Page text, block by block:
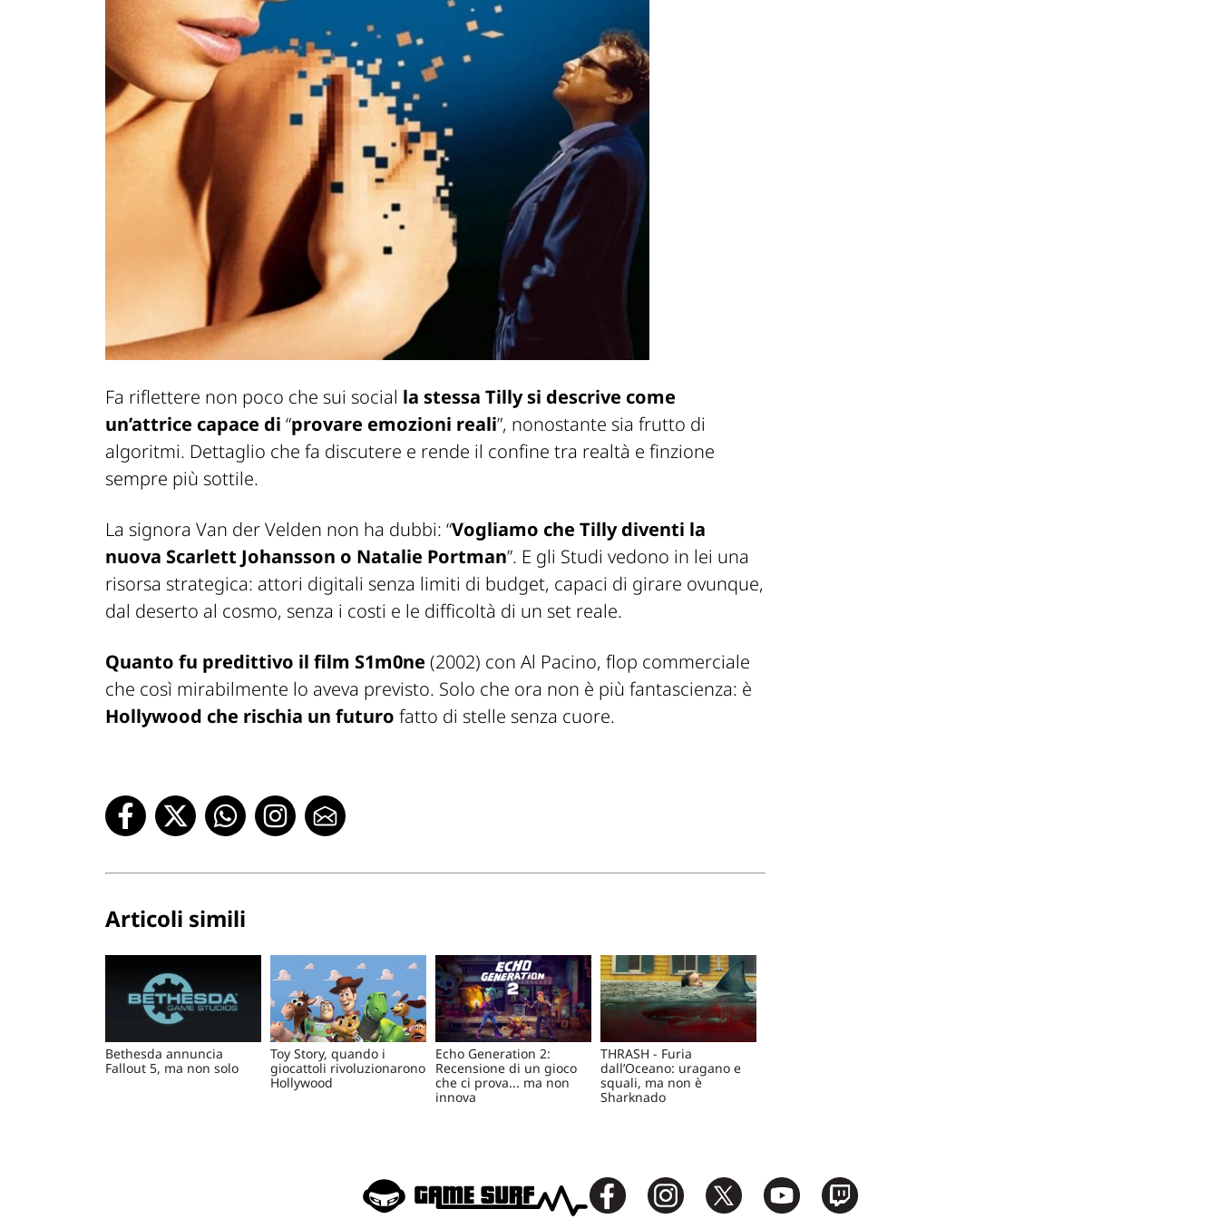
Fa riflettere non poco che sui social la stessa Tilly si descrive come
un’attrice capace di “provare emozioni reali”, nonostante sia frutto di
algoritmi. Dettaglio che fa discutere e rende il confine tra realtà e finzione
sempre più sottile.
La signora Van der Velden non ha dubbi: “Vogliamo che Tilly diventi la
nuova Scarlett Johansson o Natalie Portman”. E gli Studi vedono in lei una
risorsa strategica: attori digitali senza limiti di budget, capaci di girare ovunque,
dal deserto al cosmo, senza i costi e le difficoltà di un set reale.
Quanto fu predittivo il film S1m0ne (2002) con Al Pacino, flop commerciale
che così mirabilmente lo aveva previsto. Solo che ora non è più fantascienza: è
Hollywood che rischia un futuro fatto di stelle senza cuore.
Articoli simili
Bethesda annuncia
Fallout 5, ma non solo
Toy Story, quando i
giocattoli rivoluzionarono
Hollywood
Echo Generation 2:
Recensione di un gioco
che ci prova... ma non
innova
THRASH - Furia
dall’Oceano: uragano e
squali, ma non è
Sharknado